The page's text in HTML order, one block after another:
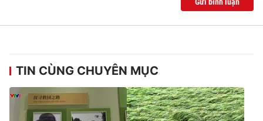
Tổng đài VTV:024.38 355 931 - 024.38 355 932
Email:toasoan@vtv.vn
Liên hệ quảng cáo:024-7300.7108
TIN CÙNG CHUYÊN MỤC